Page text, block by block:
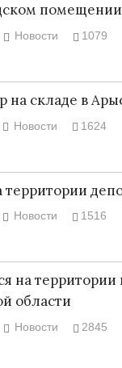
Новости 1079
складе в
Новости 1624
территории
Новости 1516
на территории
области
Новости 2845